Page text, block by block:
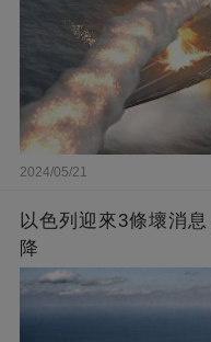
2024/05/21
以色列迎來3條壞消
降